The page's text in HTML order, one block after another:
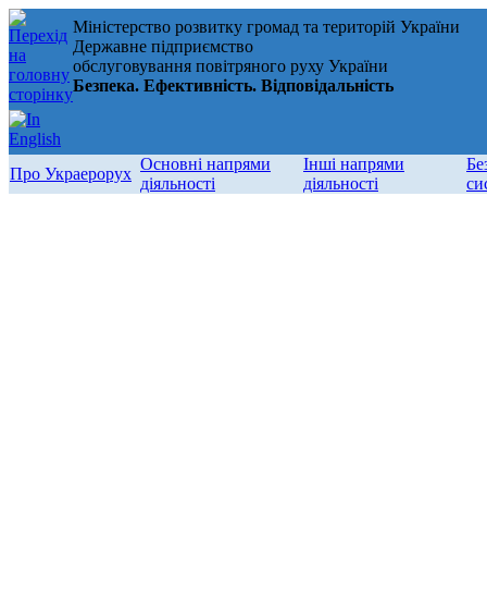
Міністерство розвитку громад та територій України
Державне підприємство
обслуговування повітряного руху України
Безпека. Ефективність. Відповідальність
Про Украерорух
Основні напрями
діяльності
Інші напрями
діяльності